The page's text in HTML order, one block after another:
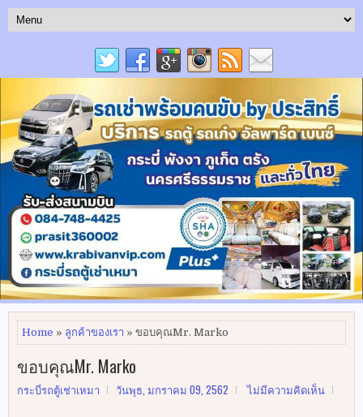
Home » ลูกค้าของเรา » ขอบคุณMr. Marko
ขอบคุณMr. Marko
กระบี่รถตู้เช่าเหมา วันพุธ, มกราคม 09, 2562 ไม่มีความคิดเห็น